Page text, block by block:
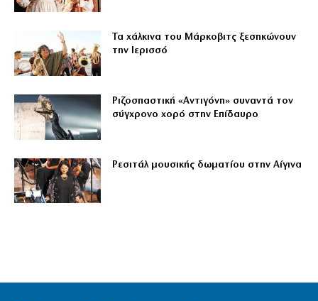
Τα χάλκινα του Μάρκοβιτς ξεσηκώνουν
την Ιερισσό
Ριζοσπαστική «Αντιγόνη» συναντά τον
σύγχρονο χορό στην Επίδαυρο
Ρεσιτάλ μουσικής δωματίου στην Αίγινα